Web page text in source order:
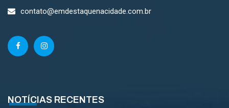
contato@emdestaquenacidade.com.br
NOTÍCIAS RECENTES